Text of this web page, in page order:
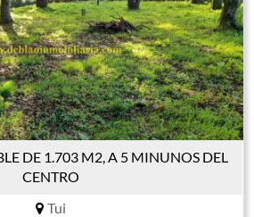
DE 1.703 M2, A 5 MINUNOS DEL
CENTRO
Tui